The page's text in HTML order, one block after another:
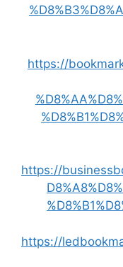
https://
https://
https://